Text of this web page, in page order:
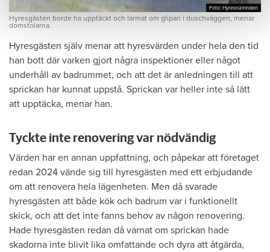
Foto: Hyresnämnden
Foto: Hyresnämnden
Hyresgästen borde ha upptäckt och larmat om glipan i duschväggen, menar
domstolarna.
Hyresgästen själv menar att hyresvärden under hela den tid
han bott där varken gjort några inspektioner eller något
underhåll av badrummet, och att det är anledningen till att
sprickan har kunnat uppstå. Sprickan var heller inte så lätt
att upptäcka, menar han.
Tyckte inte renovering var nödvändig
Värden har en annan uppfattning, och påpekar att företaget
redan 2024 vände sig till hyresgästen med ett erbjudande
om att renovera hela lägenheten. Men då svarade
hyresgästen att både kök och badrum var i funktionellt
skick, och att det inte fanns behov av någon renovering.
Hade hyresgästen redan då varnat om sprickan hade
skadorna inte blivit lika omfattande och dyra att åtgärda,